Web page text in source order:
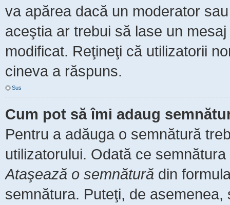
va apărea dacă un moderator
aceştia ar trebui să lase un
modificat. Reţineţi că utilizatorii
cineva a răspuns.
Sus
Cum pot să îmi adaug
Pentru a adăuga o semnătură
utilizatorului. Odată ce
Ataşează o semnătură din
semnătura. Puteţi, de